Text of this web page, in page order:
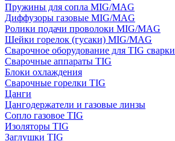
Пружины для сопла MIG/MAG
Диффузоры газовые MIG/MAG
Ролики подачи проволоки MIG/MAG
Шейки горелок (гусаки) MIG/MAG
Сварочное оборудование для TIG сварки
Сварочные аппараты TIG
Блоки охлаждения
Сварочные горелки TIG
Цанги
Цангодержатели и газовые линзы
Сопло газовое TIG
Изоляторы TIG
Заглушки TIG